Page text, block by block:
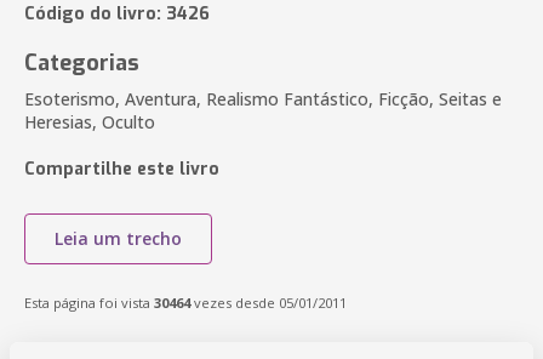
Código do livro: 3426
Categorias
Esoterismo, Aventura, Realismo Fantástico, Ficção, Seitas e
Heresias, Oculto
Compartilhe este livro
Leia um trecho
Esta página foi vista 30464vezes desde 05/01/2011